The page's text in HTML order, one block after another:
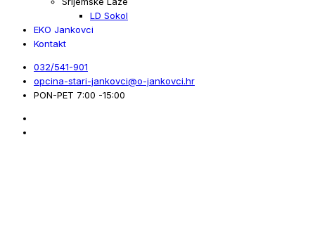
LD Sokol
EKO Jankovci
Kontakt
032/541-901
opcina-stari-jankovci@o-jankovci.hr
PON-PET 7:00 -15:00